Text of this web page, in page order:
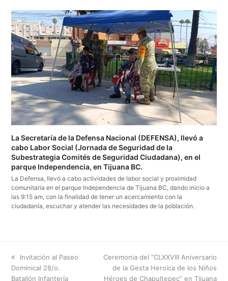
La Secretaría de la Defensa Nacional (DEFENSA), llevó a
cabo Labor Social (Jornada de Seguridad de la
Subestrategia Comités de Seguridad Ciudadana), en el
parque Independencia, en Tijuana BC.
La Defensa, llevó a cabo actividades de labor social y proximidad
comunitaria en el parque Independencia de Tijuana BC, dando inicio a
las 9:15 am, con la finalidad de tener un acercamiento con la
ciudadanía, escuchar y atender las necesidades de la población.
previous
post:
Invitación al Paseo
Dominical 28/o.
Batallón Infantería
next
post:
Ceremonia del “CLXXVIII Aniversario
de la Gesta Heroica de los Niños
Héroes de Chapultepec” en Tijuana